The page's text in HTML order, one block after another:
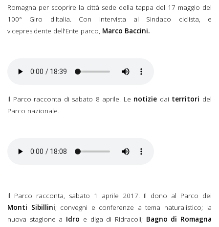
Romagna per scoprire la città sede della tappa del 17 maggio del
100° Giro d'Italia. Con intervista al Sindaco ciclista, e
vicepresidente dell'Ente parco, Marco Baccini.
Il Parco racconta di sabato 8 aprile. Le notizie dai territori del
Parco nazionale.
Il Parco racconta, sabato 1 aprile 2017. Il dono al Parco dei
Monti Sibillini; convegni e conferenze a tema naturalistico; la
nuova stagione a Idro e diga di Ridracoli; Bagno di Romagna